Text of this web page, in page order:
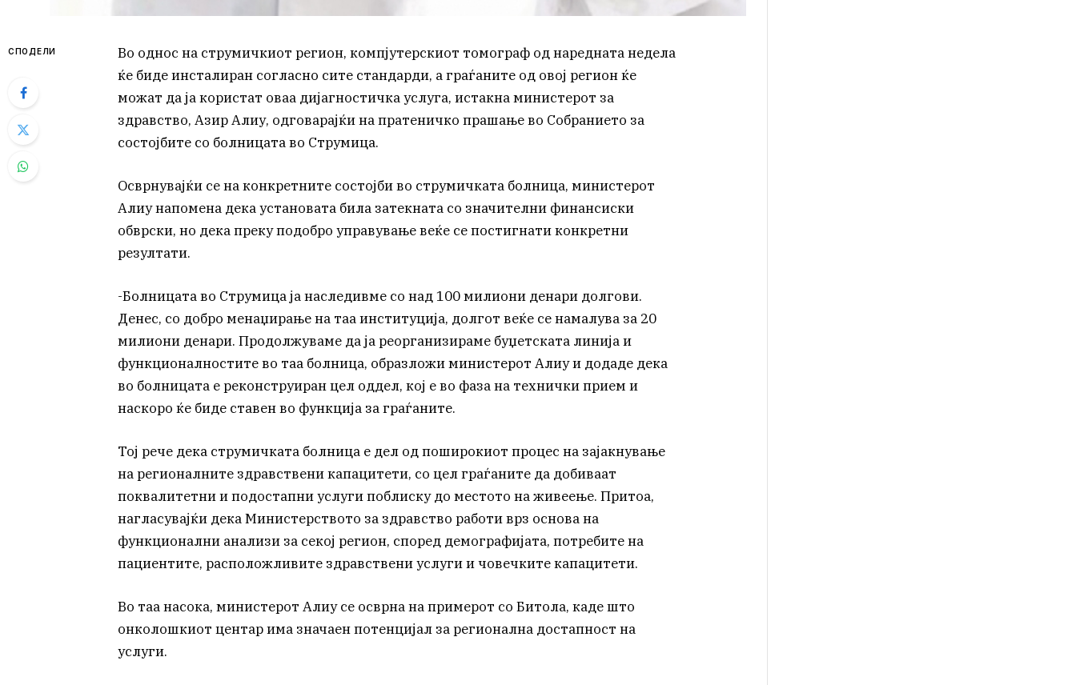
СПОДЕЛИ
Во однос на струмичкиот регион, компјутерскиот томограф од наредната недела
ќе биде инсталиран согласно сите стандарди, а граѓаните од овој регион ќе
можат да ја користат оваа дијагностичка услуга, истакна министерот за
здравство, Азир Алиу, одговарајќи на пратеничко прашање во Собранието за
состојбите со болницата во Струмица.
Осврнувајќи се на конкретните состојби во струмичката болница, министерот
Алиу напомена дека установата била затекната со значителни финансиски
обврски, но дека преку подобро управување веќе се постигнати конкретни
резултати.
-Болницата во Струмица ја наследивме со над 100 милиони денари долгови.
Денес, со добро менаџирање на таа институција, долгот веќе се намалува за 20
милиони денари. Продолжуваме да ја реорганизираме буџетската линија и
функционалностите во таа болница, образложи министерот Алиу и додаде дека
во болницата е реконструиран цел оддел, кој е во фаза на технички прием и
наскоро ќе биде ставен во функција за граѓаните.
Тој рече дека струмичката болница е дел од поширокиот процес на зајакнување
на регионалните здравствени капацитети, со цел граѓаните да добиваат
поквалитетни и подостапни услуги поблиску до местото на живеење. Притоа,
нагласувајќи дека Министерството за здравство работи врз основа на
функционални анализи за секој регион, според демографијата, потребите на
пациентите, расположливите здравствени услуги и човечките капацитети.
Во таа насока, министерот Алиу се осврна на примерот со Битола, каде што
онколошкиот центар има значаен потенцијал за регионална достапност на
услуги.